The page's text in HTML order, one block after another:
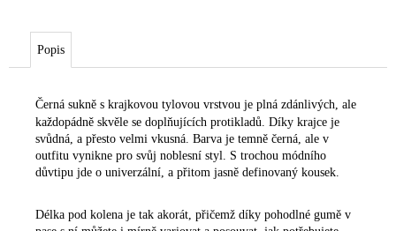
Popis
Černá sukně s krajkovou tylovou vrstvou je plná zdánlivých, ale
každopádně skvěle se doplňujících protikladů. Díky krajce je
svůdná, a přesto velmi vkusná. Barva je temně černá, ale v
outfitu vynikne pro svůj noblesní styl. S trochou módního
důvtipu jde o univerzální, a přitom jasně definovaný kousek.
Délka pod kolena je tak akorát, přičemž díky pohodlné gumě v